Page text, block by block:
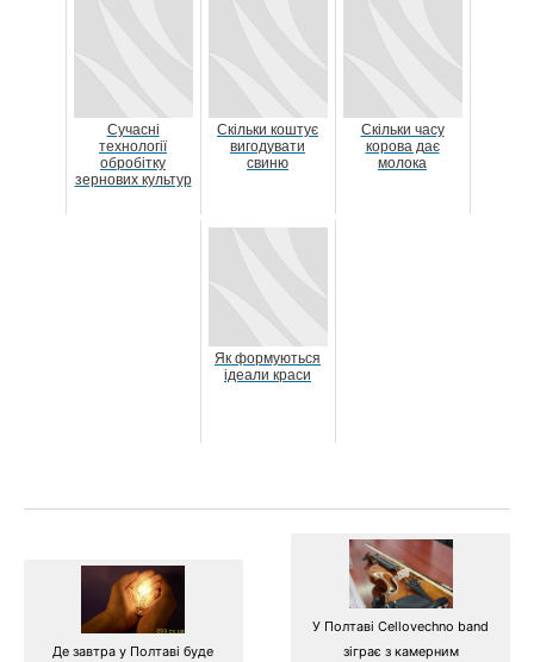
Сучасні
технології
обробітку
зернових культур
Скільки коштує
вигодувати
свиню
Скільки часу
корова дає
молока
Як формуються
ідеали краси
Де завтра у Полтаві буде
У Полтаві Cellovechno band
зіграє з камерним